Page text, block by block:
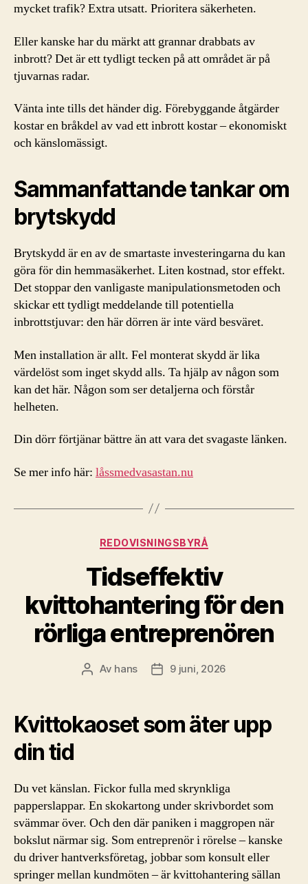
mycket trafik? Extra utsatt. Prioritera säkerheten.
Eller kanske har du märkt att grannar drabbats av
inbrott? Det är ett tydligt tecken på att området är på
tjuvarnas radar.
Vänta inte tills det händer dig. Förebyggande åtgärder
kostar en bråkdel av vad ett inbrott kostar – ekonomiskt
och känslomässigt.
Sammanfattande tankar om
brytskydd
Brytskydd är en av de smartaste investeringarna du kan
göra för din hemmasäkerhet. Liten kostnad, stor effekt.
Det stoppar den vanligaste manipulationsmetoden och
skickar ett tydligt meddelande till potentiella
inbrottstjuvar: den här dörren är inte värd besväret.
Men installation är allt. Fel monterat skydd är lika
värdelöst som inget skydd alls. Ta hjälp av någon som
kan det här. Någon som ser detaljerna och förstår
helheten.
Din dörr förtjänar bättre än att vara det svagaste länken.
Se mer info här: låssmedvasastan.nu
Kategorier
REDOVISNINGSBYRÅ
Tidseffektiv
kvittohantering för den
rörliga entreprenören
Inläggsförfattare
Av hans Inläggsdatum
9 juni, 2026
Kvittokaoset som äter upp
din tid
Du vet känslan. Fickor fulla med skrynkliga
papperslappar. En skokartong under skrivbordet som
svämmar över. Och den där paniken i maggropen när
bokslut närmar sig. Som entreprenör i rörelse – kanske
du driver hantverksföretag, jobbar som konsult eller
springer mellan kundmöten – är kvittohantering sällan